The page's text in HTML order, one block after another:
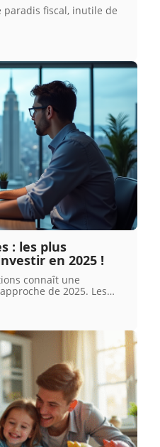
fiscal, inutile de
: les plus
en 2025 !
connaît une
de 2025. Les…